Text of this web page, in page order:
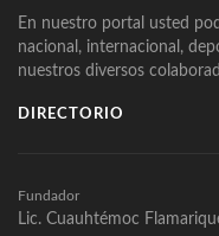
En nuestro portal usted
nacional, internacional,
nuestros diversos
DIRECTORIO
Fundador
Lic. Cuauhtémoc